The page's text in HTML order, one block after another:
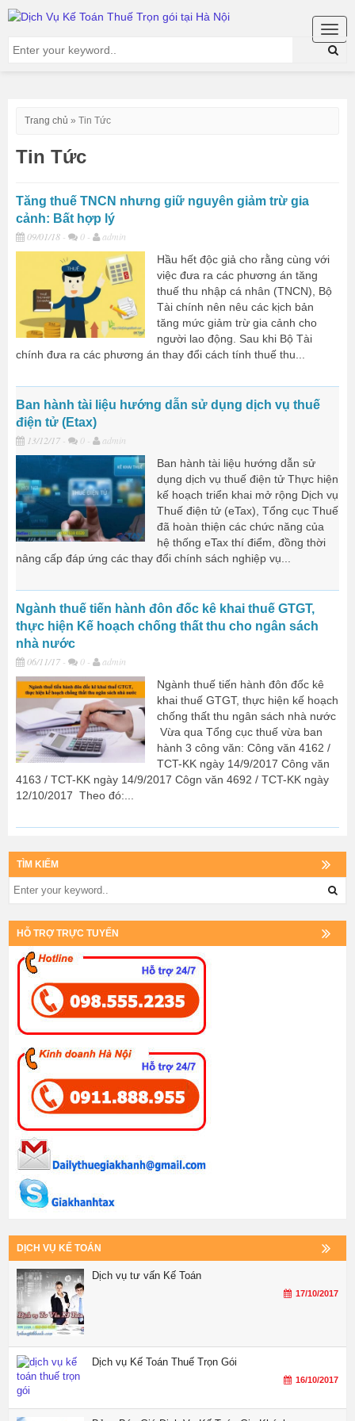
Trang chủ » Tin Tức
Tin Tức
Tăng thuế TNCN nhưng giữ nguyên giảm trừ gia
cảnh: Bất hợp lý
09/01/18 - 0 -
admin
Hầu hết độc giả cho rằng cùng với
việc đưa ra các phương án tăng
thuế thu nhập cá nhân (TNCN), Bộ
Tài chính nên nêu các kịch bản
tăng mức giảm trừ gia cảnh cho
người lao động. Sau khi Bộ Tài
chính đưa ra các phương án thay đổi cách tính thuế thu...
Ban hành tài liệu hướng dẫn sử dụng dịch vụ thuế
điện tử (Etax)
13/12/17 - 0 -
admin
Ban hành tài liệu hướng dẫn sử
dụng dịch vụ thuế điện tử Thực hiện
kế hoạch triển khai mở rộng Dịch vụ
Thuế điện tử (eTax), Tổng cục Thuế
đã hoàn thiện các chức năng của
hệ thống eTax thí điểm, đồng thời
nâng cấp đáp ứng các thay đổi chính sách nghiệp vụ...
Ngành thuế tiến hành đôn đốc kê khai thuế GTGT,
thực hiện Kế hoạch chống thất thu cho ngân sách
nhà nước
06/11/17 - 0 -
admin
Ngành thuế tiến hành đôn đốc kê
khai thuế GTGT, thực hiện kế hoạch
chống thất thu ngân sách nhà nước
Vừa qua Tổng cục thuế vừa ban
hành 3 công văn: Công văn 4162 /
TCT-KK ngày 14/9/2017 Công văn
4163 / TCT-KK ngày 14/9/2017 Côgn văn 4692 / TCT-KK ngày
12/10/2017 Theo đó:...
TÌM KIẾM
HỖ TRỢ TRỰC TUYẾN
DỊCH VỤ KẾ TOÁN
Dịch vụ tư vấn Kế Toán
17/10/2017
Dịch vụ Kế Toán Thuế Trọn Gói
16/10/2017